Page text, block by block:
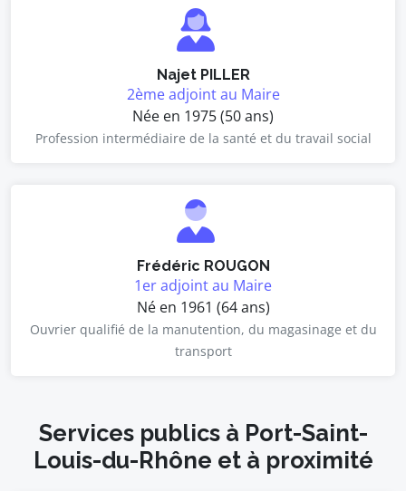
Najet PILLER
2ème adjoint au Maire
Née en 1975 (50 ans)
Profession intermédiaire de la santé et du travail social
Frédéric ROUGON
1er adjoint au Maire
Né en 1961 (64 ans)
Ouvrier qualifié de la manutention, du magasinage et du
transport
Services publics à Port-Saint-
Louis-du-Rhône et à proximité